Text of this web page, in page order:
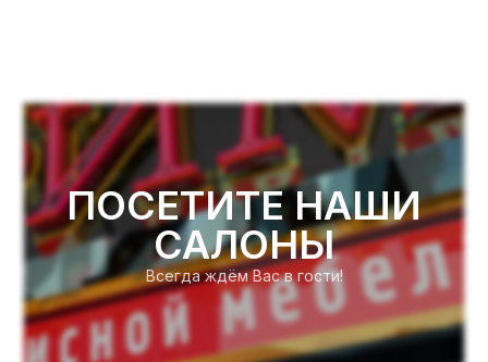
ПОСЕТИТЕ НАШИ
САЛОНЫ
Всегда ждём Вас в гости!